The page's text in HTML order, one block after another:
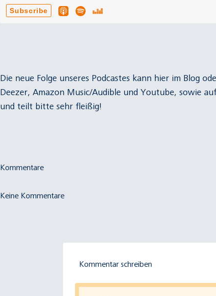
Die neue Folge unseres Podcastes kann hier im Blog
Deezer, Amazon Music/Audible und Youtube, sowie
und teilt bitte sehr fleißig!
Kommentare
Keine Kommentare
Kommentar schreiben